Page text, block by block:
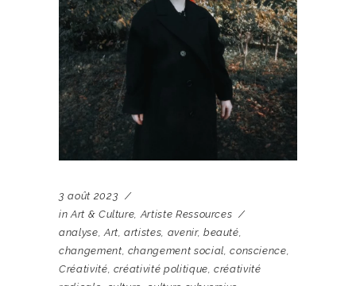
3 août 2023
in Art & Culture,Artiste Ressources
analyse,Art,artistes, avenir, beauté,
changement, changement social,conscience,
Créativité, créativité politique,créativité